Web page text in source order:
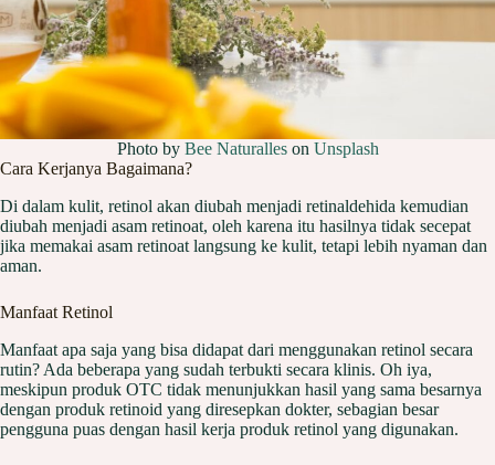
Photo by Bee Naturalleson Unsplash
Cara Kerjanya Bagaimana?
Di dalam kulit, retinol akan diubah menjadi retinaldehida kemudian
diubah menjadi asam retinoat, oleh karena itu hasilnya tidak secepat
jika memakai asam retinoat langsung ke kulit, tetapi lebih nyaman dan
aman.
Manfaat Retinol
Manfaat apa saja yang bisa didapat dari menggunakan retinol secara
rutin? Ada beberapa yang sudah terbukti secara klinis. Oh iya,
meskipun produk OTC tidak menunjukkan hasil yang sama besarnya
dengan produk retinoid yang diresepkan dokter, sebagian besar
pengguna puas dengan hasil kerja produk retinol yang digunakan.